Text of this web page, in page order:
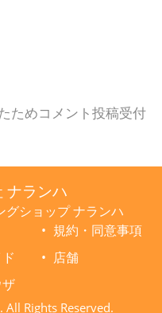
ためコメント投稿受付
ナランハ
グショップ ナランハ
規約・同意事項
店舗
Rights Reserved.